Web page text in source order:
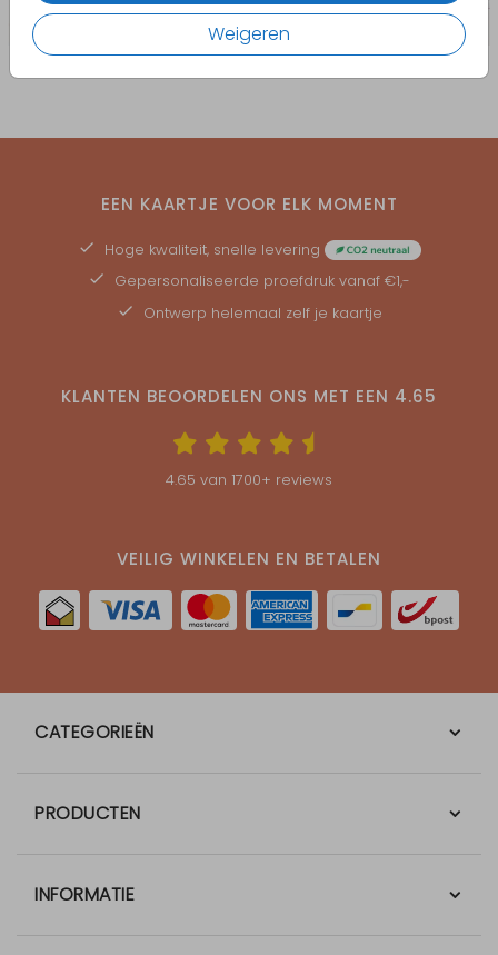
Weigeren
EEN KAARTJE VOOR ELK MOMENT
Hoge kwaliteit, snelle levering
Gepersonaliseerde proefdruk vanaf €1,-
Ontwerp helemaal zelf je kaartje
KLANTEN BEOORDELEN ONS MET EEN 4.65
4.65 van 1700+ reviews
VEILIG WINKELEN EN BETALEN
CATEGORIEËN
PRODUCTEN
INFORMATIE